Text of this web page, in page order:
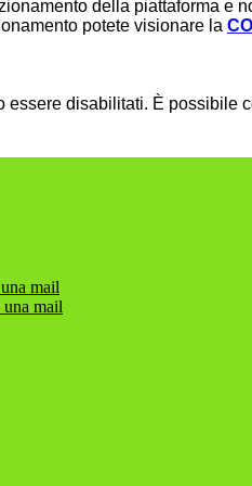
della piattaforma e
potete visionare la
essere disabilitati. È
mail
mail